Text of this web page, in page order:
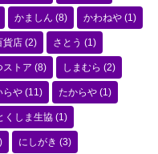
かましん (8) かわねや (1)
貨店 (2) さとう (1)
ストア (8) しまむら (2)
らや (11) たからや (1)
くしま生協 (1)
にしがき (3)